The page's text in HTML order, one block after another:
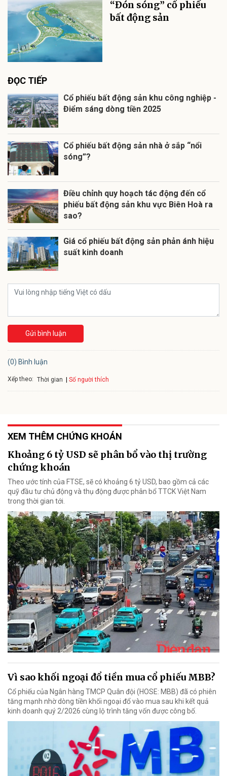
“Đón sóng” cổ phiếu
bất động sản
ĐỌC TIẾP
Cổ phiếu bất động sản khu công nghiệp -
Điểm sáng dòng tiền 2025
Cổ phiếu bất động sản nhà ở sắp “nổi
sóng”?
Điều chỉnh quy hoạch tác động đến cổ
phiếu bất động sản khu vực Biên Hoà ra
sao?
Giá cổ phiếu bất động sản phản ánh hiệu
suất kinh doanh
Gửi bình luận
(0) Bình luận
Xếp theo: Thời gian Số người thích
XEM THÊM CHỨNG KHOÁN
Khoảng 6 tỷ USD sẽ phân bổ vào thị trường
chứng khoán
Theo ước tính của FTSE, sẽ có khoảng 6 tỷ USD, bao gồm cả các
quỹ đầu tư chủ động và thụ động được phân bổ TTCK Việt Nam
trong thời gian tới.
Vì sao khối ngoại đổ tiền mua cổ phiếu MBB?
Cổ phiếu của Ngân hàng TMCP Quân đội (HOSE: MBB) đã có phiên
tăng mạnh nhờ dòng tiền khối ngoại đổ vào mua sau khi kết quả
kinh doanh quý 2/2026 cùng lộ trình tăng vốn được công bố.